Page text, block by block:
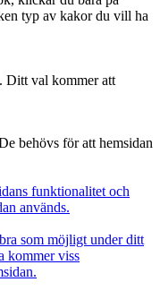
typ av kakor du vill ha
Ditt val kommer att
behövs för att hemsidan
funktionalitet och
används.
som möjligt under ditt
kommer viss